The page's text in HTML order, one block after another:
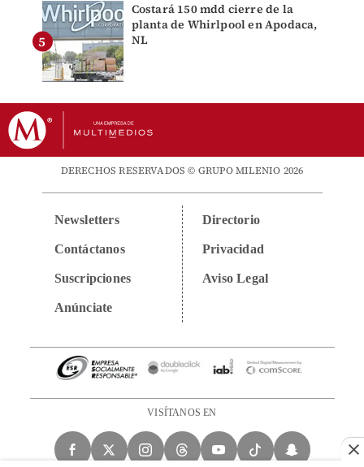
Costará 150 mdd cierre de la
planta de Whirlpool en Apodaca,
NL
DERECHOS RESERVADOS © GRUPO MILENIO 2026
Newsletters
Contáctanos
Suscripciones
Anúnciate
Directorio
Privacidad
Aviso Legal
VISÍTANOS EN